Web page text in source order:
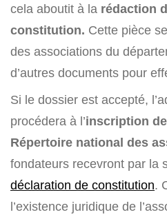
cela aboutit à la rédaction
constitution. Cette pièce
des associations du
d’autres documents pour
Si le dossier est accepté,
procédera à l’inscription
Répertoire national des
fondateurs recevront par la
déclaration de constitution.
l’existence juridique de